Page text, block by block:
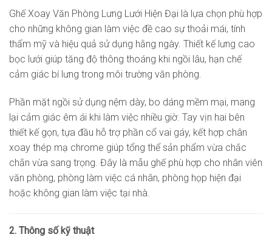
Ghế Xoay Văn Phòng Lưng Lưới Hiện Đại là lựa chọn phù hợp
cho những không gian làm việc đề cao sự thoải mái, tính
thẩm mỹ và hiệu quả sử dụng hằng ngày. Thiết kế lưng cao
bọc lưới giúp tăng độ thông thoáng khi ngồi lâu, hạn chế
cảm giác bí lưng trong môi trường văn phòng.
Phần mặt ngồi sử dụng nệm dày, bo dáng mềm mại, mang
lại cảm giác êm ái khi làm việc nhiều giờ. Tay vịn hai bên
thiết kế gọn, tựa đầu hỗ trợ phần cổ vai gáy, kết hợp chân
xoay thép mạ chrome giúp tổng thể sản phẩm vừa chắc
chắn vừa sang trọng. Đây là mẫu ghế phù hợp cho nhân viên
văn phòng, phòng làm việc cá nhân, phòng họp hiện đại
hoặc không gian làm việc tại nhà.
2. Thông số kỹ thuật